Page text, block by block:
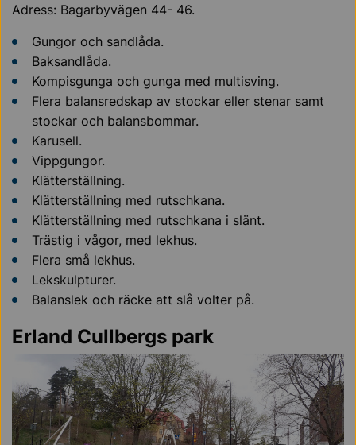
Adress: Bagarbyvägen 44- 46.
Gungor och sandlåda.
Baksandlåda.
Kompisgunga och gunga med multisving.
Flera balansredskap av stockar eller stenar samt
stockar och balansbommar.
Karusell.
Vippgungor.
Klätterställning.
Klätterställning med rutschkana.
Klätterställning med rutschkana i slänt.
Trästig i vågor, med lekhus.
Flera små lekhus.
Lekskulpturer.
Balanslek och räcke att slå volter på.
Erland Cullbergs park